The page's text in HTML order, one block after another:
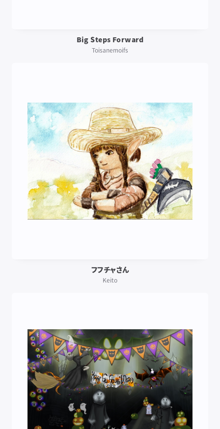
Big Steps Forward
Toisanemoifs
フフチャさん
Keito